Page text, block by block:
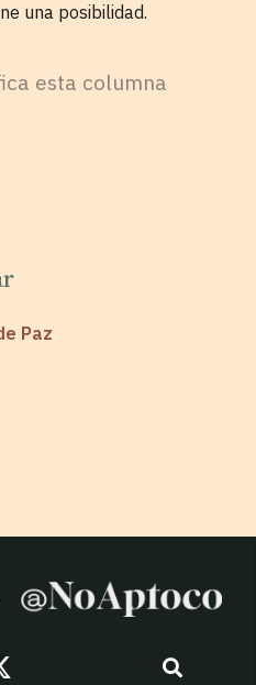
una posibilidad.
esta columna
Paz